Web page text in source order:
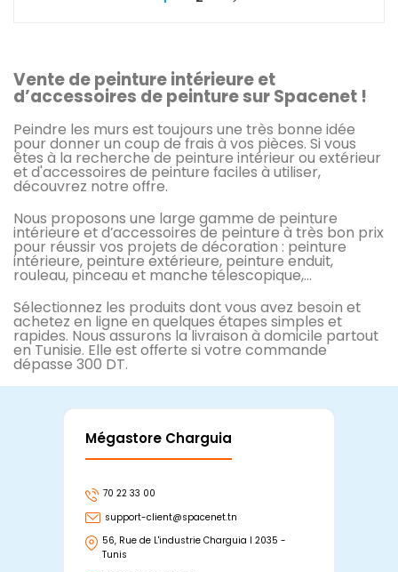
Vente de peinture intérieure et
d’accessoires de peinture sur Spacenet !
Peindre les murs est toujours une très bonne idée
pour donner un coup de frais à vos pièces. Si vous
êtes à la recherche de peinture intérieur ou extérieur
et d'accessoires de peinture faciles à utiliser,
découvrez notre offre.
Nous proposons une large gamme de peinture
intérieure et d’accessoires de peinture à très bon prix
pour réussir vos projets de décoration : peinture
intérieure, peinture extérieure, peinture enduit,
rouleau, pinceau et manche télescopique,…
Sélectionnez les produits dont vous avez besoin et
achetez en ligne en quelques étapes simples et
rapides. Nous assurons la livraison à domicile partout
en Tunisie. Elle est offerte si votre commande
dépasse 300 DT.
Mégastore Charguia
70 22 33 00
support-client@spacenet.tn
56, Rue de L'industrie Charguia I 2035 -
Tunis